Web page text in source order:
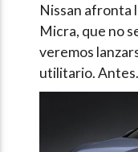
Nissan afronta
Micra, que no
veremos
utilitario.